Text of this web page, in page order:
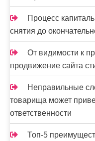
Процесс
снятия до
От видимости к
продвижение сайта
Неправильные
товарища может
ответственности
Топ-5